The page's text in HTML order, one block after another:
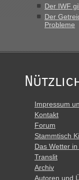
Der IWF
Der
Probleme
Impressum
Kontakt
Forum
Stammtisch
Das Wetter
Translit
Archiv
Autoren und